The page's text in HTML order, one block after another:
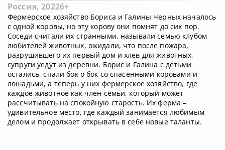
Россия, 20226+
Фермерское хозяйство Бориса и Галины Черных началось
с одной коровы, но эту корову они помнят до сих пор.
Соседи считали их странными, называли семью клубом
любителей животных, ожидали, что после пожара,
разрушившего их первый дом и хлев для животных,
супруги уедут из деревни. Борис и Галина с детьми
остались, спали бок о бок со спасенными коровами и
лошадьми, а теперь у них фермерское хозяйство, где
каждое животное как член семьи, который может
рассчитывать на спокойную старость. Их ферма –
удивительное место, где каждый занимается любимым
делом и продолжает открывать в себе новые таланты.